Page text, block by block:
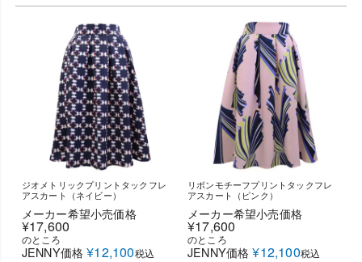
ジオメトリックプリントタックフレ
アスカート（ネイビー）
メーカー希望小売価格
¥17,600
のところ
JENNY価格 ¥12,100税込
リボンモチーフプリントタックフレ
アスカート（ピンク）
メーカー希望小売価格
¥17,600
のところ
JENNY価格 ¥12,100税込